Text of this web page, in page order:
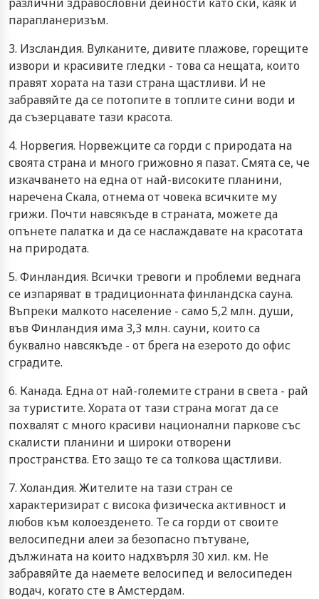
парапланеризъм.
3. Изсландия. Вулканите, дивите плажове, горещите
извори и красивите гледки - това са нещата, които
правят хората на тази страна щастливи. И не
забравяйте да се потопите в топлите сини води и
да съзерцавате тази красота.
4. Норвегия. Норвежците са горди с природата на
своята страна и много грижовно я пазат. Смята се, че
изкачването на една от най-високите планини,
наречена Скала, отнема от човека всичките му
грижи. Почти навсякъде в страната, можете да
опънете палатка и да се наслаждавате на красотата
на природата.
5. Финландия. Всички тревоги и проблеми веднага
се изпаряват в традиционната финландска сауна.
Въпреки малкото население - само 5,2 млн. души,
във Финландия има 3,3 млн. сауни, които са
буквално навсякъде - от брега на езерото до офис
сградите.
6. Канада. Една от най-големите страни в света - рай
за туристите. Хората от тази страна могат да се
похвалят с много красиви национални паркове със
скалисти планини и широки отворени
пространства. Ето защо те са толкова щастливи.
7. Холандия. Жителите на тази стран се
характеризират с висока физическа активност и
любов към колоезденето. Те са горди от своите
велосипедни алеи за безопасно пътуване,
дължината на които надхвърля 30 хил. км. Не
забравяйте да наемете велосипед и велосипеден
водач, когато сте в Амстердам.